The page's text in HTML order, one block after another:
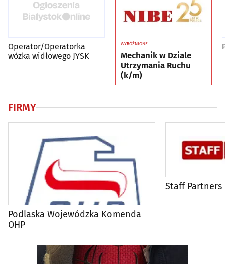
Operator/Operatorka
wózka widłowego JYSK
WYRÓŻNIONE
Mechanik w Dziale
Utrzymania Ruchu
(k/m)
FIRMY
Podlaska Wojewódzka Komenda
OHP
Staff Partners